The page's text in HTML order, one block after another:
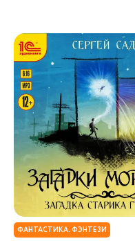
ФАНТАСТИКА. ФЭНТЕЗИ